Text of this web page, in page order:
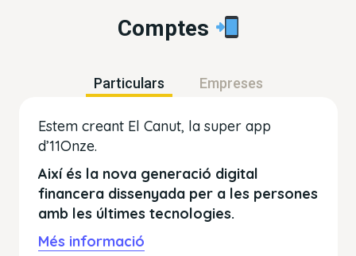
Comptes
Particulars Empreses
Estem creant El Canut, la super app
d’11Onze.
Així és la nova generació digital
financera dissenyada per a les persones
amb les últimes tecnologies.
Més informació